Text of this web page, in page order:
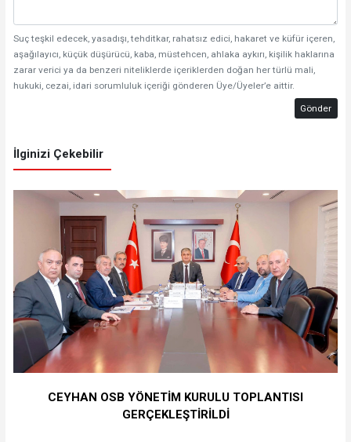
Suç teşkil edecek, yasadışı, tehditkar, rahatsız edici, hakaret ve küfür içeren,
aşağılayıcı, küçük düşürücü, kaba, müstehcen, ahlaka aykırı, kişilik haklarına
zarar verici ya da benzeri niteliklerde içeriklerden doğan her türlü mali,
hukuki, cezai, idari sorumluluk içeriği gönderen Üye/Üyeler’e aittir.
Gönder
İlginizi Çekebilir
CEYHAN OSB YÖNETİM KURULU TOPLANTISI
GERÇEKLEŞTİRİLDİ